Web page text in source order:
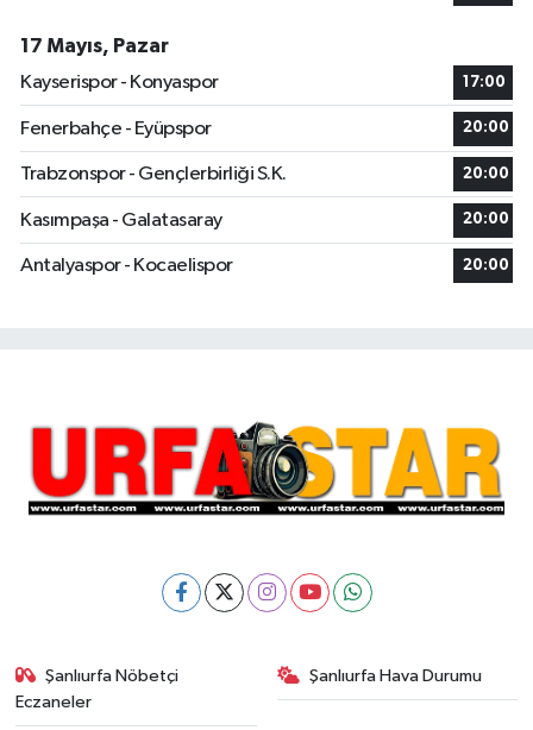
17 Mayıs, Pazar
Kayserispor - Konyaspor
17:00
Fenerbahçe - Eyüpspor 20:00
Trabzonspor - Gençlerbirliği S.K. 20:00
Kasımpaşa - Galatasaray 20:00
Antalyaspor - Kocaelispor 20:00
Şanlıurfa Nöbetçi
Eczaneler
Şanlıurfa Hava Durumu